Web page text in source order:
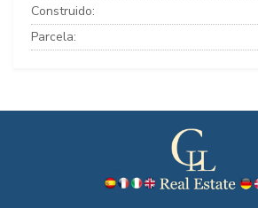
Construido:
Parcela: